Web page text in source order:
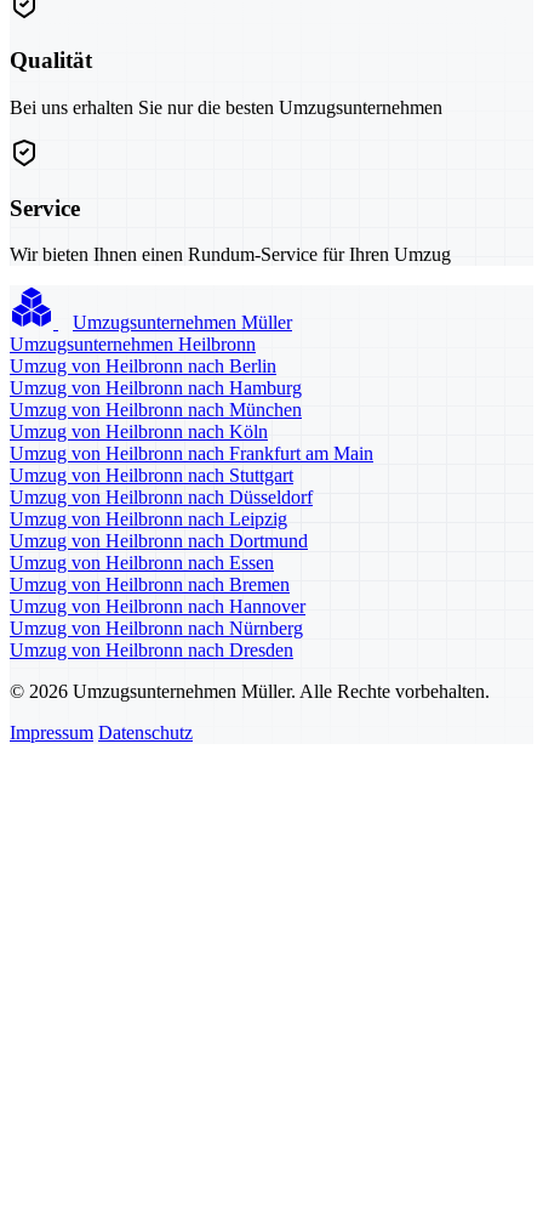
Qualität
Bei uns erhalten Sie nur die besten Umzugsunternehmen
Service
Wir bieten Ihnen einen Rundum-Service für Ihren Umzug
Umzugsunternehmen Müller
Umzugsunternehmen Heilbronn
Umzug von Heilbronn nach Berlin
Umzug von Heilbronn nach Hamburg
Umzug von Heilbronn nach München
Umzug von Heilbronn nach Köln
Umzug von Heilbronn nach Frankfurt am Main
Umzug von Heilbronn nach Stuttgart
Umzug von Heilbronn nach Düsseldorf
Umzug von Heilbronn nach Leipzig
Umzug von Heilbronn nach Dortmund
Umzug von Heilbronn nach Essen
Umzug von Heilbronn nach Bremen
Umzug von Heilbronn nach Hannover
Umzug von Heilbronn nach Nürnberg
Umzug von Heilbronn nach Dresden
© 2026 Umzugsunternehmen Müller. Alle Rechte vorbehalten.
Impressum Datenschutz